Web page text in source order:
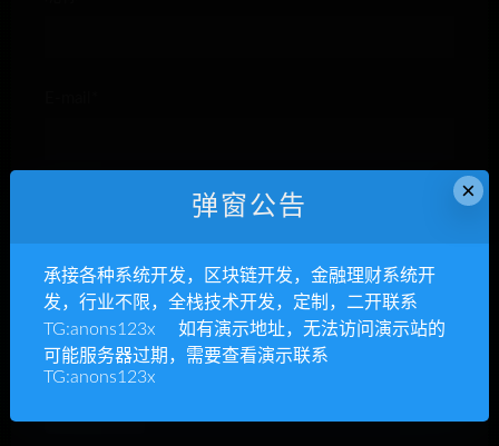
下次发表评论时，请在此浏览器中保存我的姓名、电子
邮件和网站
×
弹窗公告
承接各种系统开发，区块链开发，金融理财系统开
发，行业不限，全栈技术开发，定制，二开联系
TG:anons123x 如有演示地址，无法访问演示站的
可能服务器过期，需要查看演示联系
TG:anons123x